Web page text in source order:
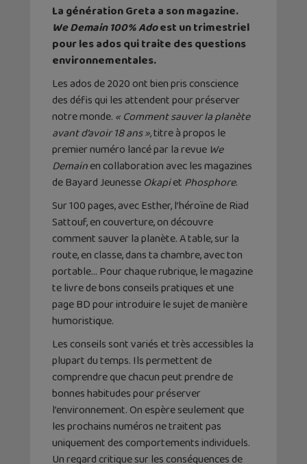
La génération Greta a son magazine.
We Demain 100% Adoest un trimestriel
pour les ados qui traite des questions
environnementales.
Les ados de 2020 ont bien pris conscience
des défis qui les attendent pour préserver
notre monde. « Comment sauver la planète
avant d’avoir 18 ans »,titre à propos le
premier numéro lancé par la revue We
Demainen collaboration avec les magazines
de Bayard Jeunesse Okapiet Phosphore.
Sur 100 pages, avec Esther, l’héroïne de Riad
Sattouf, en couverture, on découvre
comment sauver la planète. A table, sur la
route, en classe, dans ta chambre, avec ton
portable… Pour chaque rubrique, le magazine
te livre de bons conseils pratiques et une
page BD pour introduire le sujet de manière
humoristique.
Les conseils sont variés et très accessibles la
plupart du temps. Ils permettent de
comprendre que chacun peut prendre de
bonnes habitudes pour préserver
l’environnement. On espère seulement que
les prochains numéros ne traitent pas
uniquement des comportements individuels.
Un regard critique sur les conséquences de